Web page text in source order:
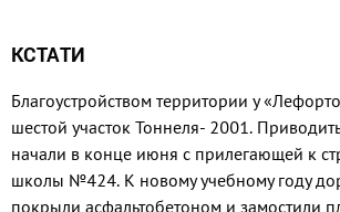
КСТАТИ
Благоустройством территории у
шестой участок Тоннеля- 2001.
начали в конце июня с прилегающей к
школы №424. К новому учебному году
покрыли асфальтобетоном и замостили